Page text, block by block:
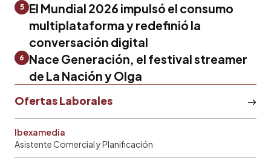
5
El Mundial 2026 impulsó el consumo
multiplataforma y redefinió la
conversación digital
6
Nace Generación, el festival streamer
de La Nación y Olga
Ofertas Laborales
Ibexamedia
Asistente Comercial y Planificación